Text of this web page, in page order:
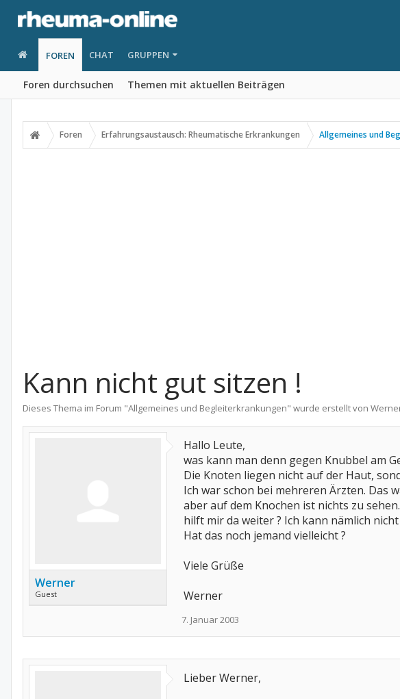
FOREN
Foren durchsuchen Themen mit aktuellen Beiträgen
CHAT GRUPPEN
Foren Erfahrungsaustausch: Rheumatische Erkrankungen Allgemeines und
Kann nicht gut sitzen !
Dieses Thema im Forum "Allgemeines und Begleiterkrankungen" wurde erstellt von
Werner
Guest
Hallo Leute,
was kann man denn gegen Knubbel am
Die Knoten liegen nicht auf der Haut,
Ich war schon bei mehreren Ärzten. Das
aber auf dem Knochen ist nichts zu
hilft mir da weiter ? Ich kann nämlich
Hat das noch jemand vielleicht ?
Viele Grüße
Werner
7. Januar 2003
Lieber Werner,